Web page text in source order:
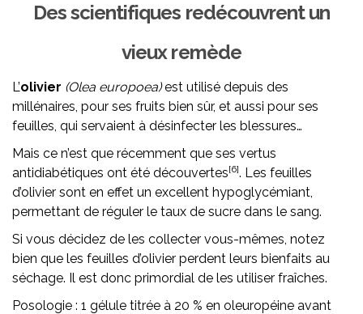
Des scientifiques redécouvrent un
vieux remède
L’olivier (Olea europoea)est utilisé depuis des
millénaires, pour ses fruits bien sûr, et aussi pour ses
feuilles, qui servaient à désinfecter les blessures…
Mais ce n’est que récemment que ses vertus
antidiabétiques ont été découvertes[6]. Les feuilles
d’olivier sont en effet un excellent hypoglycémiant,
permettant de réguler le taux de sucre dans le sang.
Si vous décidez de les collecter vous-mêmes, notez
bien que les feuilles d’olivier perdent leurs bienfaits au
séchage. Il est donc primordial de les utiliser fraîches.
Posologie : 1 gélule titrée à 20 % en oleuropéine avant